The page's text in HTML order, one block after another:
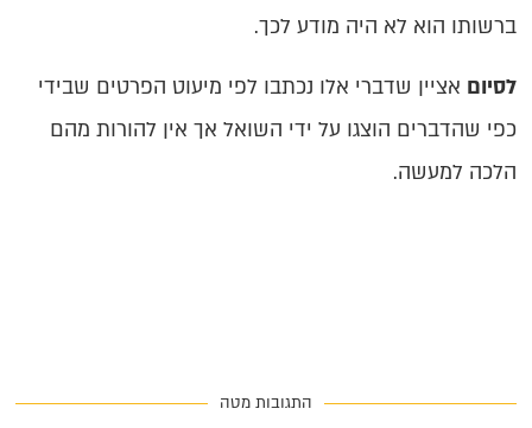
ברשותו הוא לא היה מודע לכך.
לסיוםאציין שדברי אלו נכתבו לפי מיעוט הפרטים שבידי
כפי שהדברים הוצגו על ידי השואל אך אין להורות מהם
הלכה למעשה.
התגובות מטה